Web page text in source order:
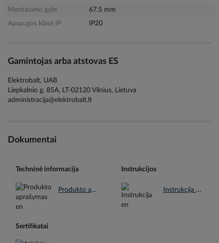
Montavimo gylis
67.5 mm
Apsaugos klasė IP
IP20
Gamintojas arba atstovas ES
Elektrobalt, UAB
Liepkalnio g. 85A, LT-02120 Vilnius, Lietuva
administracija@elektrobalt.lt
Dokumentai
Techninė informacija
Produkto aprašymas en.pdf
Instrukcijos
Instrukcija en.pdf
Sertifikatai